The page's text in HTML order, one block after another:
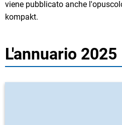
viene pubblicato anche
kompakt.
L'annuario 2025